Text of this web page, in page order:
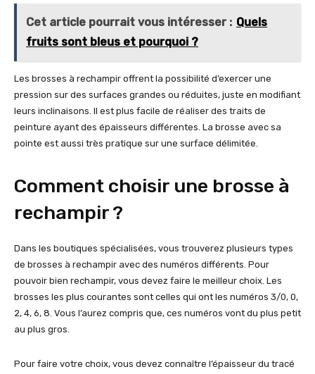
Cet article pourrait vous intéresser : Quels
fruits sont bleus et pourquoi ?
Les brosses à rechampir offrent la possibilité d’exercer une
pression sur des surfaces grandes ou réduites, juste en modifiant
leurs inclinaisons. Il est plus facile de réaliser des traits de
peinture ayant des épaisseurs différentes. La brosse avec sa
pointe est aussi très pratique sur une surface délimitée.
Comment choisir une brosse à
rechampir ?
Dans les boutiques spécialisées, vous trouverez plusieurs types
de brosses à rechampir avec des numéros différents. Pour
pouvoir bien rechampir, vous devez faire le meilleur choix. Les
brosses les plus courantes sont celles qui ont les numéros 3/0, 0,
2, 4, 6, 8. Vous l’aurez compris que, ces numéros vont du plus petit
au plus gros.
Pour faire votre choix, vous devez connaître l’épaisseur du tracé